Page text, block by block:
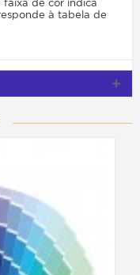
faixa de cor indica
à tabela de